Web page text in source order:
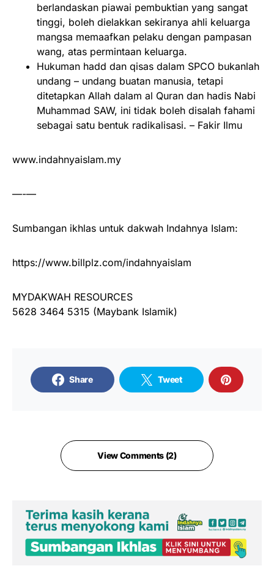
berlandaskan piawai pembuktian yang sangat
tinggi, boleh dielakkan sekiranya ahli keluarga
mangsa memaafkan pelaku dengan pampasan
wang, atas permintaan keluarga.
Hukuman hadd dan qisas dalam SPCO bukanlah
undang – undang buatan manusia, tetapi
ditetapkan Allah dalam al Quran dan hadis Nabi
Muhammad SAW, ini tidak boleh disalah fahami
sebagai satu bentuk radikalisasi. – Fakir Ilmu
www.indahnyaislam.my
—-—
Sumbangan ikhlas untuk dakwah Indahnya Islam:
https://www.billplz.com/indahnyaislam
MYDAKWAH RESOURCES
5628 3464 5315 (Maybank Islamik)
Share Tweet
View Comments (2)